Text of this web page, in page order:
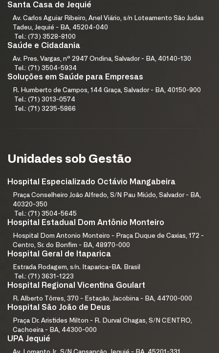
Santa Casa de Jequié
Av. Carlos Aguiar Ribeiro, Anel Viário, s/n Loteamento São Judas
Tadeu, Jequié - BA, 45204-040
Tel.: (73) 3528-8100
Saúde e Cidadania
Av. Pres. Vargas, nº 2947 Ondina, Salvador - BA, 40140-130
Tel.: (71) 3504-5934
Soluções em Saúde para Empresas
R. Humberto de Campos, 144 Graça, Salvador - BA, 40150-900
Tel.: (71) 3013-0574
Tel.: (71) 3235-5866
Unidades sob Gestão
Hospital Especializado Octávio Mangabeira
Praça Conselheiro João Alfredo, S/N Pau Miúdo, Salvador - BA,
40320-350
Tel.: (71) 3504-5645
Hospital Estadual Dom Antônio Monteiro
Hospital Dom Antonio Monteiro - Praça Duque de Caxias, 172 -
Centro, Sr. do Bonfim - BA, 48970-000
Hospital Geral de Itaparica
Estrada Rodagem, s/n. Itaparica-BA. Brasil
Tel.: (71) 3631-1223
Hospital Regional Vicentina Goulart
R. Alberto Tôrres, 370 - Estação, Jacobina - BA, 44700-000
Hospital São João de Deus
Praça Dr. Aristides Milton - R. Durval Chagas, S/N CENTRO,
Cachoeira - BA, 44300-000
UPA Jequié